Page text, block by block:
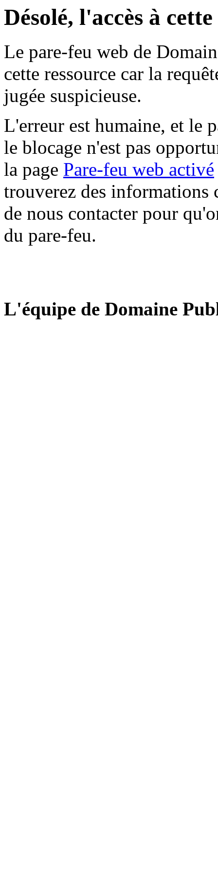
Désolé, l'accès à
Le pare-feu web de
cette ressource car la
jugée suspicieuse.
L'erreur est humaine, et le
le blocage n'est pas
la page Pare-feu web activé
trouverez des informations
de nous contacter pour
du pare-feu.
L'équipe de Domaine